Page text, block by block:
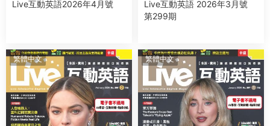
Live互動英語2026年4月號
Live互動英語 2026年3月號
第299期
繁體中文 繁體中文